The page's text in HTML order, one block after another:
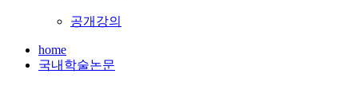
공개강의
home
국내학술논문